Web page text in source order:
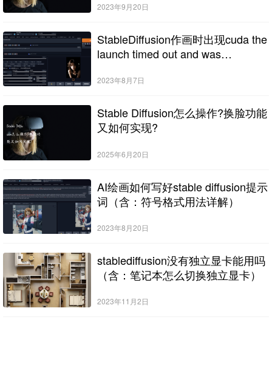
2023年9月20日
StableDiffusion作画时出现cuda the
launch timed out and was
“排队中”的解决方法）
2023年8月7日
Stable Diffusion怎么操作?换脸功能
又如何实现?
2025年6月20日
AI绘画如何写好stable diffusion提示
词（含：符号格式用法详解）
2023年8月20日
stablediffusion没有独立显卡能用吗
（含：笔记本怎么切换独立显卡）
2023年11月2日